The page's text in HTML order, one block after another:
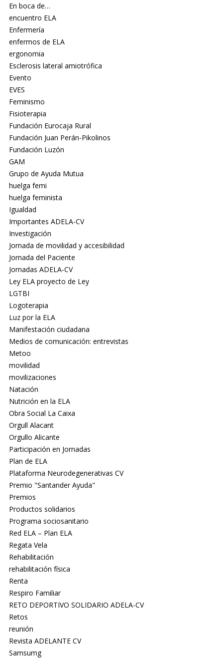
En boca de…
encuentro ELA
Enfermería
enfermos de ELA
ergonomia
Esclerosis lateral amiotrófica
Evento
EVES
Feminismo
Fisioterapia
Fundación Eurocaja Rural
Fundación Juan Perán-Pikolinos
Fundación Luzón
GAM
Grupo de Ayuda Mutua
huelga femi
huelga feminista
Igualdad
Importantes ADELA-CV
Investigación
Jornada de movilidad y accesibilidad
Jornada del Paciente
Jornadas ADELA-CV
Ley ELA proyecto de Ley
LGTBI
Logoterapia
Luz por la ELA
Manifestación ciudadana
Medios de comunicación: entrevistas
Metoo
movilidad
movilizaciones
Natación
Nutrición en la ELA
Obra Social La Caixa
Orgull Alacant
Orgullo Alicante
Participación en Jornadas
Plan de ELA
Plataforma Neurodegenerativas CV
Premio "Santander Ayuda"
Premios
Productos solidarios
Programa sociosanitario
Red ELA – Plan ELA
Regata Vela
Rehabilitación
rehabilitación física
Renta
Respiro Familiar
RETO DEPORTIVO SOLIDARIO ADELA-CV
Retos
reunión
Revista ADELANTE CV
Samsumg